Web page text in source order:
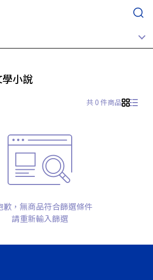
小說
共 0 件商品
歉，無商品符合篩選條件
請重新輸入篩選